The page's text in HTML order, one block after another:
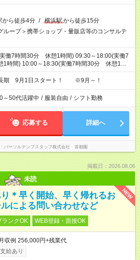
から徒歩4分 / 横浜駅から徒歩15分
ループ＞携帯ショップ・量販店等のコンサルテ
働7時間30分 休憩1時間) 09:30～18:00(実働7
時間) 10:00～18:30(実働7時間30分 休憩1時
の間で7.5時間の勤務（シフトの希望も出せま
期 9月1日スタート！ ※9月～！
～50代活躍中 / 服装自由 / シフト勤務
応募する 詳細へ
パーソルテンプスタッフ株式会社 首都圏
掲載日：2026.08.06
未読
NEW
＊早く開始、早く帰れるお
による問い合わせなど
ランクOK WEB登録・面接OK
例 256,000円+残業代
給あり